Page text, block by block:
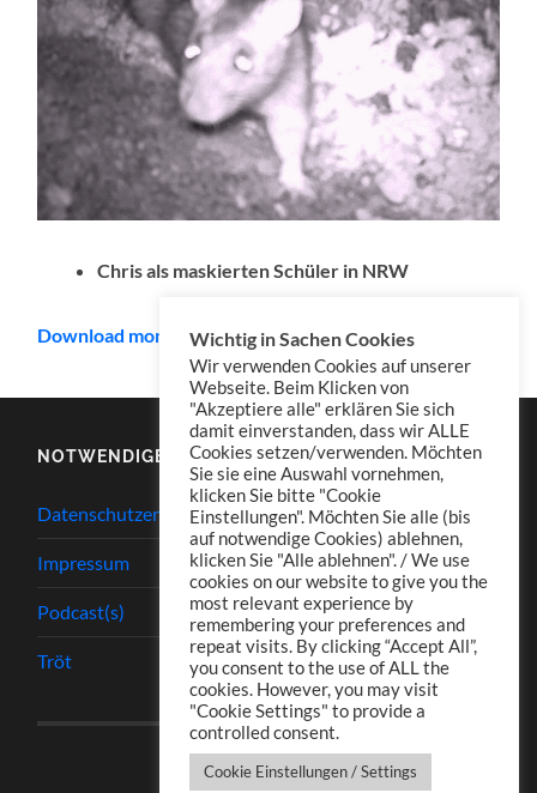
Chris als maskierten Schüler in NRW
Download mono
NOTWENDIGES
Datenschutzerklärung
Impressum
Podcast(s)
Tröt
Wichtig in Sachen Cookies
Wir verwenden Cookies auf unserer
Webseite. Beim Klicken von
"Akzeptiere alle" erklären Sie sich
damit einverstanden, dass wir ALLE
Cookies setzen/verwenden. Möchten
Sie sie eine Auswahl vornehmen,
klicken Sie bitte "Cookie
Einstellungen". Möchten Sie alle (bis
auf notwendige Cookies) ablehnen,
klicken Sie "Alle ablehnen". / We use
cookies on our website to give you the
most relevant experience by
remembering your preferences and
repeat visits. By clicking “Accept All”,
you consent to the use of ALL the
cookies. However, you may visit
"Cookie Settings" to provide a
controlled consent.
Cookie Einstellungen / Settings